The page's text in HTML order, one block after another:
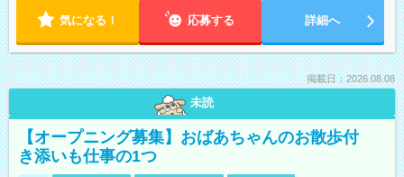
気になる！ 応募する 詳細へ
掲載日：2026.08.08
未読
【オープニング募集】おばあちゃんのお散歩付
き添いも仕事の1つ